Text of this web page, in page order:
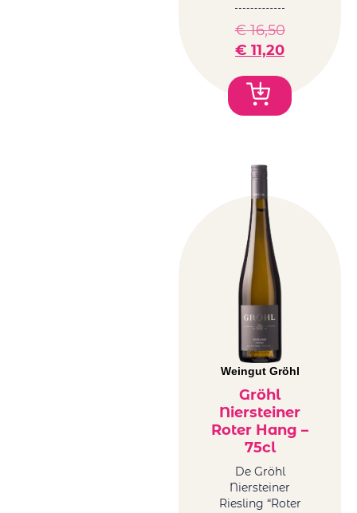
€16,50
€ 11,20
Weingut Gröhl
Gröhl
Niersteiner
Roter Hang –
75cl
De Gröhl
Niersteiner
Riesling “Roter